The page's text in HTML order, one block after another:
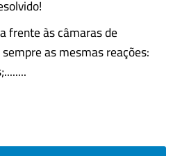
frente às câmaras de
as mesmas reações: